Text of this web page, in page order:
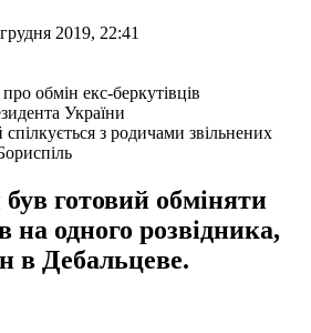
2019, 22:41
України
з родичами звільнених
готовий обміняти
на одного розвідника,
в Дебальцеве.